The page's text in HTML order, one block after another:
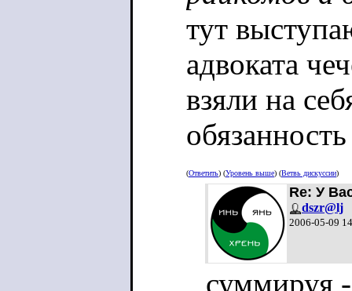
тут
адвоката
взяли на
материалы
изложения
(Ответить) (Уровень выше) (Ветвь дискуссии)
Re: У
dszr@lj
2006-05-09
суммируя